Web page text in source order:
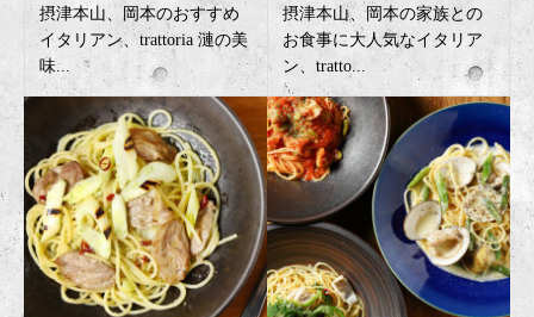
摂津本山、岡本のおすすめ
イタリアン、trattoria 漣の美
味...
摂津本山、岡本の家族との
お食事に大人気なイタリア
ン、tratto...